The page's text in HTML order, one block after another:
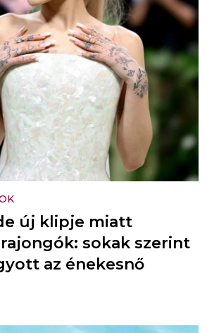
új klipje miatt
sokak szerint
az énekesnő